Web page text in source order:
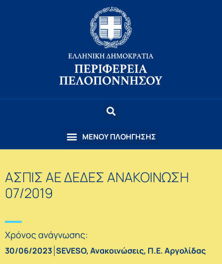
ΑΣΠΙΣ ΑΕ ΔΕΔΕΣ ΑΝΑΚΟΙΝΩΣΗ
07/2019
Χρόνος ανάγνωσης:
30/06/2023 SEVESO, Ανακοινώσεις, Π.Ε. Αργολίδας